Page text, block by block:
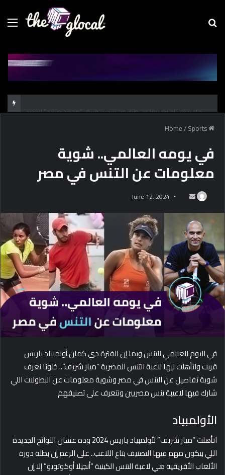
Menu
/Sports
في يومه العالمي.. شوية
معلومات عن التنس في مصر
n
d
a
n
e
m
a
i
June 12, 2024
في اليوم العالمي للتنس وبما إن الفترة دي كمان أولمبياد باريس
قربت واتأهلت ليها لاعبة التنس المصرية “ميار شريف”.. خلونا نعرف
شوية تفاصيل عن التنس في مصر وشوية معلومات عن البطولات اللي
شارك فيها لاعيبة تنس مصريين ونتعرف على تصنيفهم
الأولمبياد
اتأهلت “ميار شريف” لأولمبياد باريس 2024 وده عشان اللوائح الجديدة
اللي بيكون مهم فيها التصنيف بتاع اللاعب.. على الرغم إن بطلة دورة
الألعاب الأفريقية هي لاعبة التنس الكينية “أنجيلا أوكوتويو” إلا إن